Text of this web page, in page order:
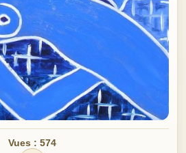
Vues : 574